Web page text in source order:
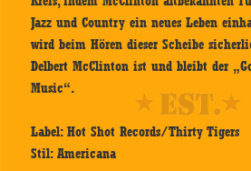
Jazz und Country ein neues Leben
wird beim Hören dieser Scheibe
Delbert McClinton ist und bleibt der
Music“.
Label: Hot Shot Records/Thirty Tigers
Stil: Americana